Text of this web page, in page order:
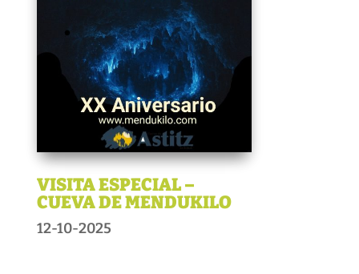
VISITA ESPECIAL –
CUEVA DE MENDUKILO
12-10-2025